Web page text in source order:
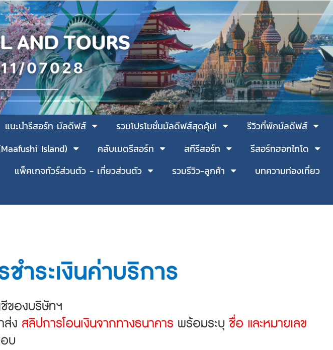
แนะนำรีสอร์ท มัลดีฟส์ รวมโปรโมชั่นมัลดีฟส์สุดคุ้ม!
รีวิวที่พักมัลดีฟส์
Island) คลับเมดรีสอร์ท สกีรีสอร์ท
รีสอร์ทฮอกไกโด
แพ็คเกจทัวร์ส่วนตัว - เที่ยวส่วนตัว รวมรีวิว-ลูกค้า
บทความท่องเที่ยว
ำระเงินค่าบริการ
ชีของบริษัทฯ
ส่ง สลิปการโอนเงินจากทางธนาคาร พร้อมระบุ ชื่อ และหมายเลข
บ